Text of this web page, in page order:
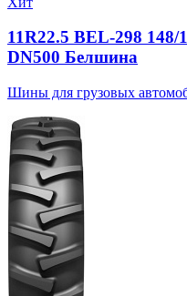
11R22.5 BEL-298
DN500 Белшина
Шины для грузовых